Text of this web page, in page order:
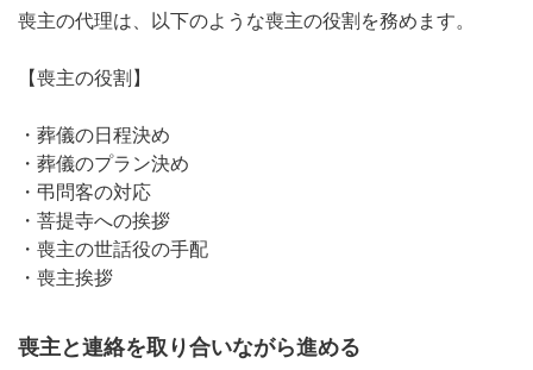
喪主の代理は、以下のような喪主の役割を務めます。
【喪主の役割】
・葬儀の日程決め
・葬儀のプラン決め
・弔問客の対応
・菩提寺への挨拶
・喪主の世話役の手配
・喪主挨拶
喪主と連絡を取り合いながら進める